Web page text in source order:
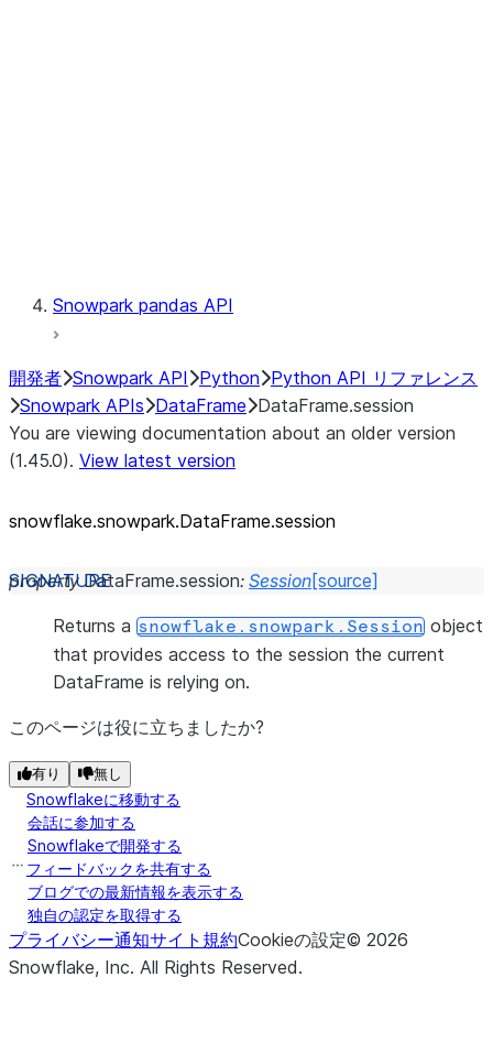
Snowpark pandas API
開発者 Snowpark API Python Python API リファレンス
Snowpark APIs DataFrame DataFrame.session
You are viewing documentation about an older version
(1.45.0). View latest version
snowflake.snowpark.DataFrame.session
property DataFrame.session: Session[source]
Returns a snowflake.snowpark.Session object
that provides access to the session the current
DataFrame is relying on.
このページは役に立ちましたか?
有り 無し
Snowflakeに移動する
会話に参加する
Snowflakeで開発する
フィードバックを共有する
ブログでの最新情報を表示する
独自の認定を取得する
プライバシー通知サイト規約Cookieの設定© 2026
Snowflake, Inc. All Rights Reserved.